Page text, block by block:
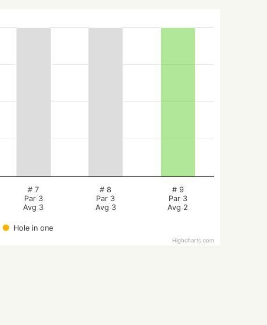
Hole in one
# 7
Par 3
Avg 3
# 8
Par 3
Avg 3
# 9
Par 3
Avg 2
Highcharts.com